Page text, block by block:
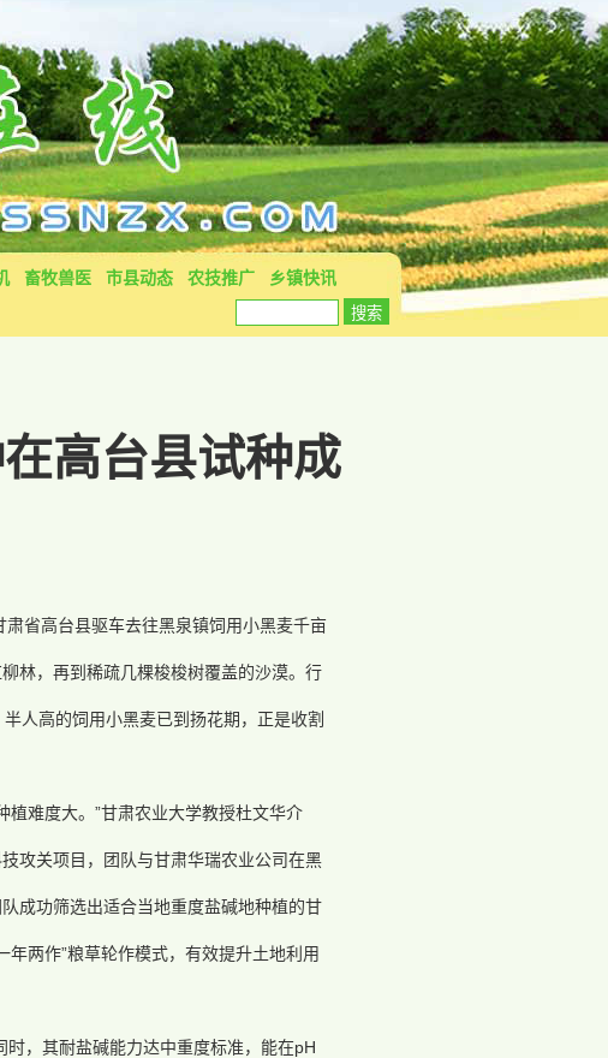
畜牧兽医 市县动态 农技推广
乡镇快讯
高台县试种成
省高台县驱车去往黑泉镇饲用小黑麦千亩
林，再到稀疏几棵梭梭树覆盖的沙漠。行
人高的饲用小黑麦已到扬花期，正是收割
难度大。”甘肃农业大学教授杜文华介
攻关项目，团队与甘肃华瑞农业公司在黑
成功筛选出适合当地重度盐碱地种植的甘
两作”粮草轮作模式，有效提升土地利用
，其耐盐碱能力达中重度标准，能在pH